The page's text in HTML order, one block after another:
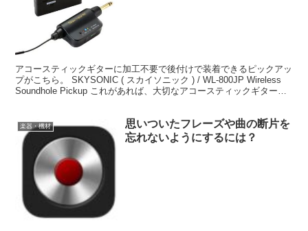
アコースティックギターに加工不要で後付けで装着できるピックアッ
プがこちら。 SKYSONIC ( スカイソニック ) / WL-800JP Wireless
Soundhole Pickup これがあれば、大切なアコースティックギターに
楽器・機材
思いついたフレーズや曲の断片を
忘れないようにするには？